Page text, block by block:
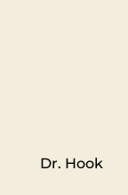
Dr. Hook ‎